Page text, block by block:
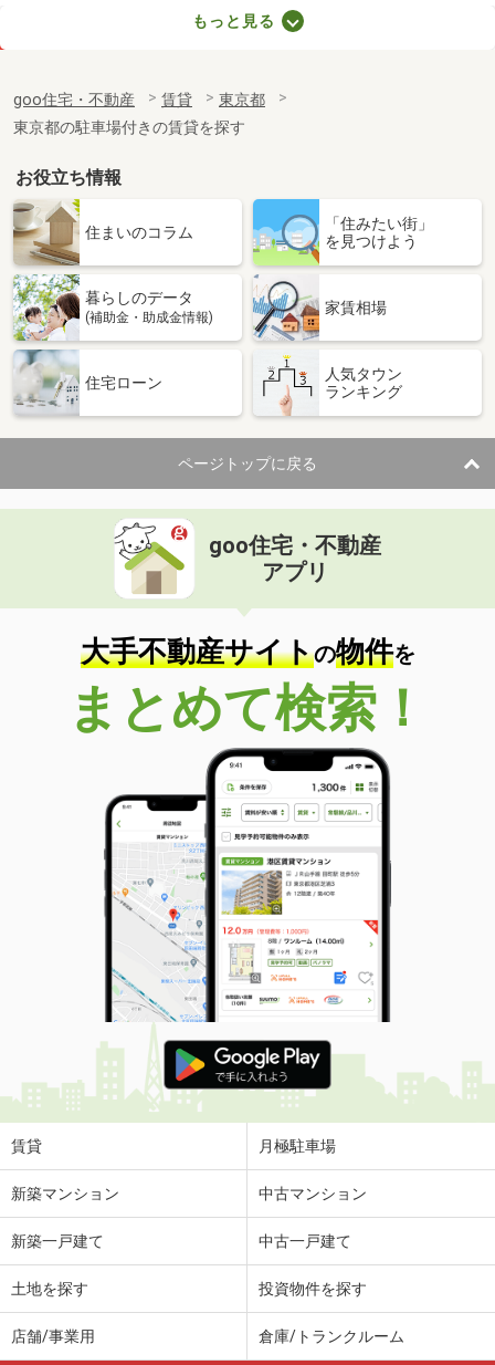
東京都新宿区四谷三栄町
専有面積
30.16m²
間取り
1LDK
東京都港区虎ノ門３
価 格
東京都港区虎ノ門３
専有面積 25.95m²
間取り
東京都墨田区東向島６
住 所
東京都墨田区東向島６
専有面積 26.88m²
間取り
1K
東京都新宿区四谷４
価 格
住 所
東京都新宿区四谷４
専有面積 35.26m²
間取り
1DK
東京都渋谷区幡ヶ谷１
価 格
14.80万円
東京都渋谷区幡ヶ谷１
41.03m²
間取り
1LDK
東京都江戸川区平井６丁目
価 格
6.60万円
住 所
東京都江戸川区平井６丁目
専有面積 11m²
間取り
ワンルーム
東京都台東区清川２丁目
価 格
17.50万円
住 所
東京都台東区清川２丁目
専有面積
東京都品川区中延５丁目
11.80万円
東京都台東区日本堤１丁目
もっと見る
goo住宅・不動産 賃貸
東京都
東京都の駐車場付きの賃貸を探す
お役立ち情報
住まいのコラム
「住みたい街」
を見つけよう
暮らしのデータ
(補助金・助成金情報)
家賃相場
住宅ローン
人気タウン
ランキング
ページトップに戻る
goo住宅・不動産
アプリ
大手不動産サイトの物件を
まとめて検索！
賃貸 月極駐車場
新築マンション 中古マンション
新築一戸建て 中古一戸建て
土地を探す 投資物件を探す
店舗/事業用 倉庫/トランクルーム